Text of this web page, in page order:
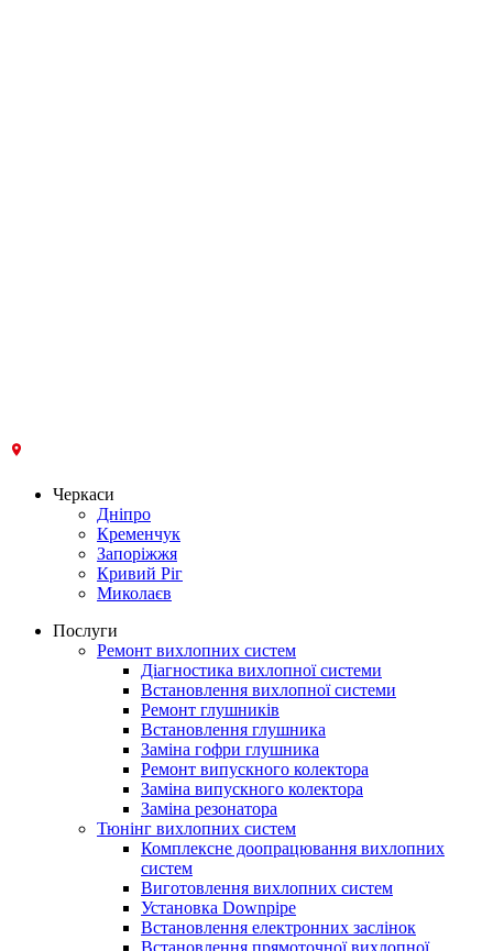
Черкаси
Дніпро
Кременчук
Запоріжжя
Кривий Ріг
Миколаєв
Послуги
Ремонт вихлопних систем
Діагностика вихлопної системи
Встановлення вихлопної системи
Ремонт глушників
Встановлення глушника
Заміна гофри глушника
Ремонт випускного колектора
Заміна випускного колектора
Заміна резонатора
Тюнінг вихлопних систем
Комплексне доопрацювання вихлопних
систем
Виготовлення вихлопних систем
Установка Downpipe
Встановлення електронних заслінок
Встановлення прямоточної вихлопної